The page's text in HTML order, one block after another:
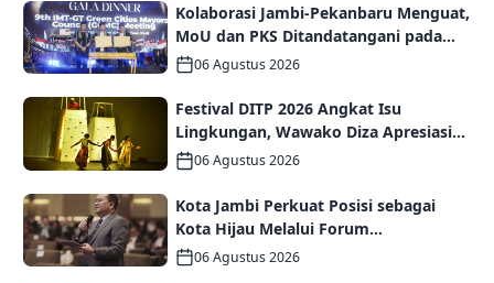
Kolaborasi Jambi-Pekanbaru Menguat,
MoU dan PKS Ditandatangani pada
Gala Dinner GCMC IMT-GT ke-9 Tahun
06 Agustus 2026
Festival DITP 2026 Angkat Isu
Lingkungan, Wawako Diza Apresiasi
Karya Seniman Jambi
06 Agustus 2026
Kota Jambi Perkuat Posisi sebagai
Kota Hijau Melalui Forum
Internasional IMT-GT GCMC 2026
06 Agustus 2026